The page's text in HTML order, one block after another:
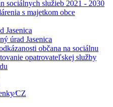
sociálnych služieb 2021 - 2030
s majetkom obce
Jasenica
úrad Jasenica
občana na sociálnu
opatrovateľskej služby